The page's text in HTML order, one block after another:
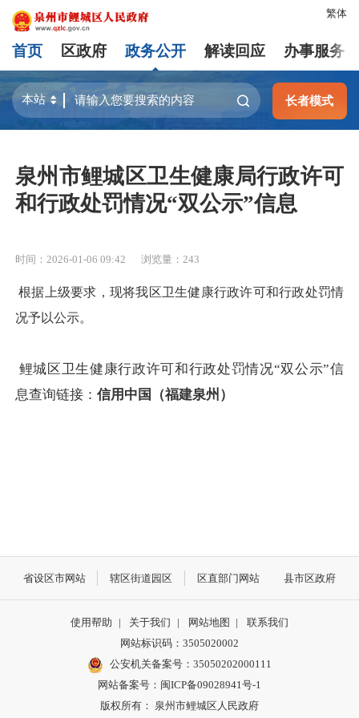
繁体
首页 区政府 政务公开 解读回应 办事服务
长者模式
泉州市鲤城区卫生健康局行政许可
和行政处罚情况“双公示”信息
时间：2026-01-06 09:42 浏览量： 243
根据上级要求，现将我区卫生健康行政许可和行政处罚情
况予以公示。
鲤城区卫生健康行政许可和行政处罚情况“双公示”信
息查询链接： 信用中国（福建泉州）
省设区市网站 辖区街道园区 区直部门网站 县市区政府
使用帮助 | 关于我们 | 网站地图 |
联系我们
网站标识码：3505020002
公安机关备案号：35050202000111
网站备案号：闽ICP备09028941号-1
版权所有： 泉州市鲤城区人民政府